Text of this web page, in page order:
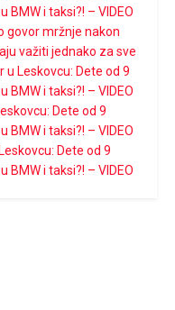
BMW i taksi?! – VIDEO
govor mržnje nakon
važiti jednako za sve
u Leskovcu: Dete od 9
BMW i taksi?! – VIDEO
Dete od 9
BMW i taksi?! – VIDEO
Dete od 9
BMW i taksi?! – VIDEO